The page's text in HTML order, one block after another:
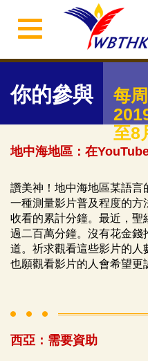
你的參與
每
至8
地中海地區：在
讚美神！地中海地區某語言
一種測量影片普及程度的方
收看的累計分鐘。最近，聖
過二百萬分鐘。沒有花金
道。祈求觀看這些影片的人
也願觀看影片的人會希望更
西亞：需要資助